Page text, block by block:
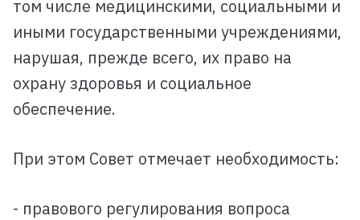
том числе медицинскими, социальными и
иными государственными учреждениями,
нарушая, прежде всего, их право на
охрану здоровья и социальное
обеспечение.
При этом Совет отмечает необходимость:
- правового регулирования вопроса